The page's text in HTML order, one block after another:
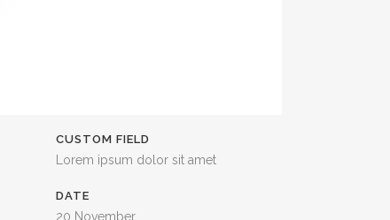
CUSTOM FIELD
Lorem ipsum dolor sit amet
DATE
20 November